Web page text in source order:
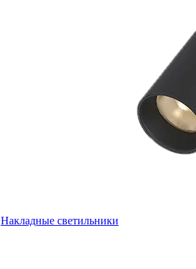
Накладные светильники